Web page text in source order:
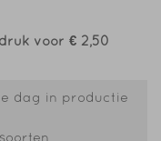
voor € 2,50
dag in productie